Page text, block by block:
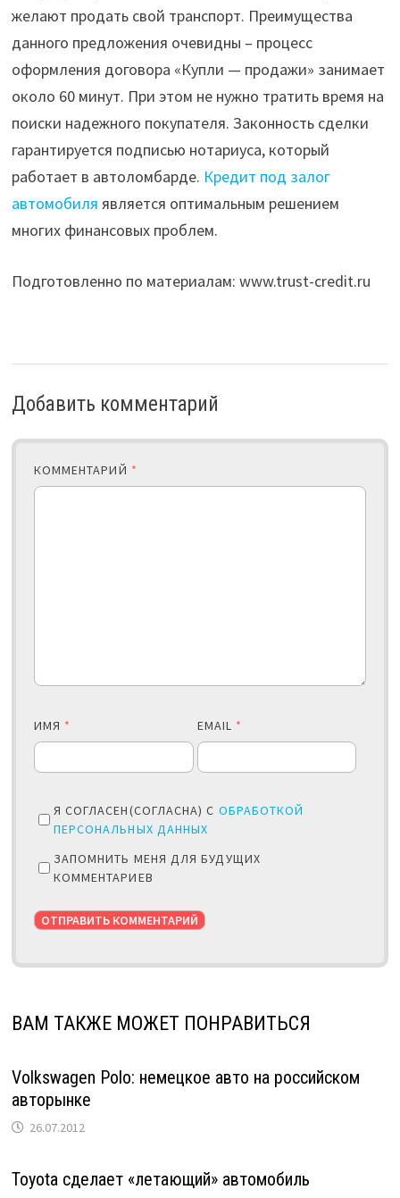
желают продать свой транспорт. Преимущества
данного предложения очевидны – процесс
оформления договора «Купли — продажи» занимает
около 60 минут. При этом не нужно тратить время на
поиски надежного покупателя. Законность сделки
гарантируется подписью нотариуса, который
работает в автоломбарде. Кредит под залог
автомобиля является оптимальным решением
многих финансовых проблем.
Подготовленно по материалам: www.trust-credit.ru
Добавить комментарий
КОММЕНТАРИЙ *
ИМЯ * EMAIL *
Я СОГЛАСЕН(СОГЛАСНА) С ОБРАБОТКОЙ
ПЕРСОНАЛЬНЫХ ДАННЫХ
ЗАПОМНИТЬ МЕНЯ ДЛЯ БУДУЩИХ
КОММЕНТАРИЕВ
ВАМ ТАКЖЕ МОЖЕТ ПОНРАВИТЬСЯ
Volkswagen Polo: немецкое авто на российском
авторынке
26.07.2012
Toyota сделает «летающий» автомобиль